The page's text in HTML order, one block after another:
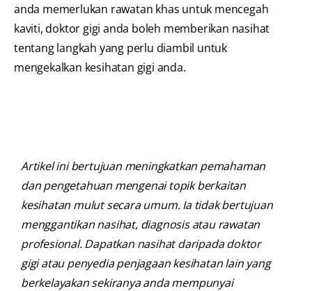
anda memerlukan rawatan khas untuk mencegah
kaviti, doktor gigi anda boleh memberikan nasihat
tentang langkah yang perlu diambil untuk
mengekalkan kesihatan gigi anda.
Artikel ini bertujuan meningkatkan pemahaman
dan pengetahuan mengenai topik berkaitan
kesihatan mulut secara umum. Ia tidak bertujuan
menggantikan nasihat, diagnosis atau rawatan
profesional. Dapatkan nasihat daripada doktor
gigi atau penyedia penjagaan kesihatan lain yang
berkelayakan sekiranya anda mempunyai